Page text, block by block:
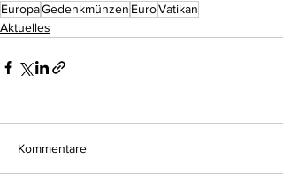
EuropaGedenkmünzen EuroVatikan
Aktuelles
Kommentare